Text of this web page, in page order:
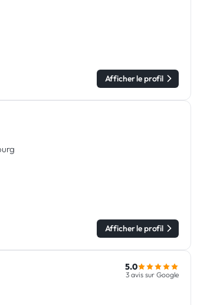
Afficher le profil
Afficher le profil
5.0
3 avis sur Google